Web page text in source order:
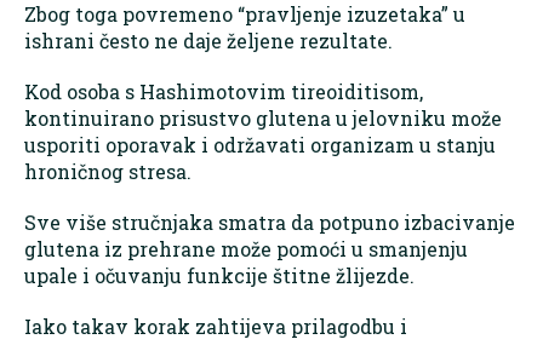
Zbog toga povremeno “pravljenje izuzetaka” u
ishrani često ne daje željene rezultate.
Kod osoba s Hashimotovim tireoiditisom,
kontinuirano prisustvo glutena u jelovniku može
usporiti oporavak i održavati organizam u stanju
hroničnog stresa.
Sve više stručnjaka smatra da potpuno izbacivanje
glutena iz prehrane može pomoći u smanjenju
upale i očuvanju funkcije štitne žlijezde.
Iako takav korak zahtijeva prilagodbu i